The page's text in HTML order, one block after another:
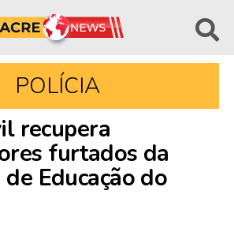
POLÍCIA
recupera
furtados da
Educação do